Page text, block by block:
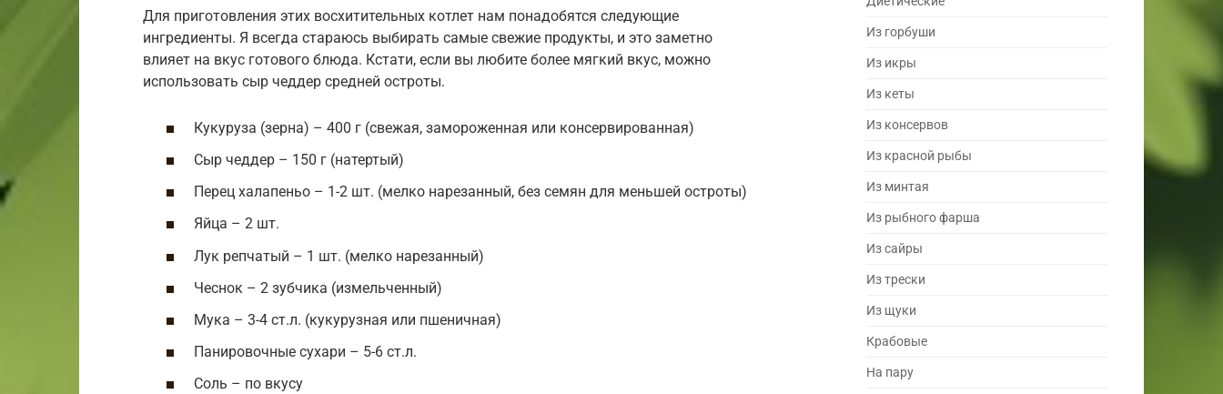
Для приготовления этих восхитительных котлет нам понадобятся следующие
ингредиенты. Я всегда стараюсь выбирать самые свежие продукты, и это заметно
влияет на вкус готового блюда. Кстати, если вы любите более мягкий вкус, можно
использовать сыр чеддер средней остроты.
Кукуруза (зерна) – 400 г (свежая, замороженная или консервированная)
Сыр чеддер – 150 г (натертый)
Перец халапеньо – 1-2 шт. (мелко нарезанный, без семян для меньшей остроты)
Яйца – 2 шт.
Лук репчатый – 1 шт. (мелко нарезанный)
Чеснок – 2 зубчика (измельченный)
Мука – 3-4 ст.л. (кукурузная или пшеничная)
Панировочные сухари – 5-6 ст.л.
Соль – по вкусу
Из горбуши
Из икры
Из кеты
Из консервов
Из красной рыбы
Из минтая
Из рыбного фарша
Из сайры
Из трески
Из щуки
Крабовые
На пару